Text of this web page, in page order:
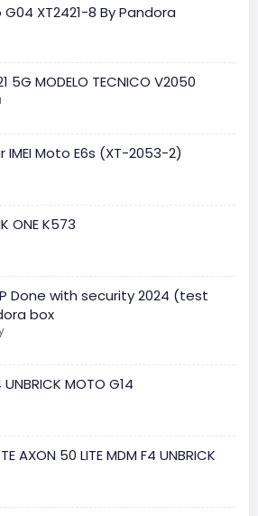
XT2421-8 By Pandora
5G MODELO TECNICO V2050
IMEI Moto E6s (XT-2053-2)
ONE K573
Done with security 2024 (test
box
UNBRICK MOTO G14
AXON 50 LITE MDM F4 UNBRICK